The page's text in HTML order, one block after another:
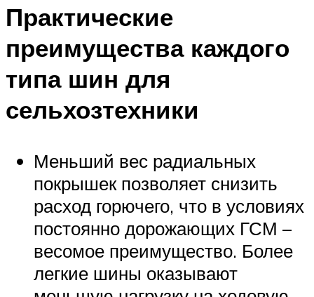
Практические
преимущества каждого
типа шин для
сельхозтехники
Меньший вес радиальных
покрышек позволяет снизить
расход горючего, что в условиях
постоянно дорожающих ГСМ –
весомое преимущество. Более
легкие шины оказывают